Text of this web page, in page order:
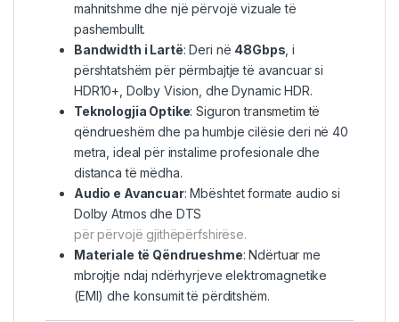
mahnitshme dhe një përvojë vizuale të
pashembullt.
Bandwidth i Lartë: Deri në 48Gbps , i
përshtatshëm për përmbajtje të avancuar si
HDR10+, Dolby Vision, dhe Dynamic HDR.
Teknologjia Optike: Siguron transmetim të
qëndrueshëm dhe pa humbje cilësie deri në 40
metra, ideal për instalime profesionale dhe
distanca të mëdha.
Audio e Avancuar: Mbështet formate audio si
Dolby Atmos dhe DTS
për përvojë gjithëpërfshirëse.
Materiale të Qëndrueshme: Ndërtuar me
mbrojtje ndaj ndërhyrjeve elektromagnetike
(EMI) dhe konsumit të përditshëm.